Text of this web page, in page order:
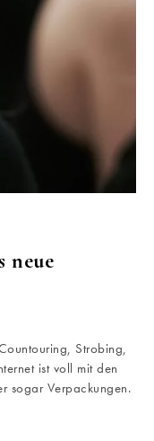
neue
Strobing,
ist voll mit den
sogar Verpackungen.